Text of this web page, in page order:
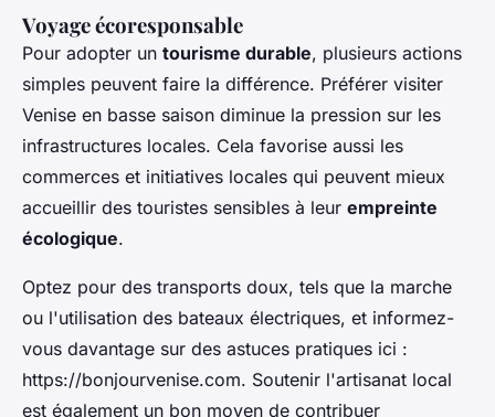
Voyage écoresponsable
Pour adopter un tourisme durable, plusieurs actions
simples peuvent faire la différence. Préférer visiter
Venise en basse saison diminue la pression sur les
infrastructures locales. Cela favorise aussi les
commerces et initiatives locales qui peuvent mieux
accueillir des touristes sensibles à leur empreinte
écologique.
Optez pour des transports doux, tels que la marche
ou l'utilisation des bateaux électriques, et informez-
vous davantage sur des astuces pratiques ici :
https://bonjourvenise.com. Soutenir l'artisanat local
est également un bon moyen de contribuer